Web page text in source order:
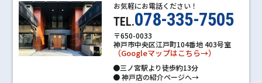
お気軽にお電話ください！
TEL.078-335-7505
〒650-0033
神戸市中央区江戸町104番地 403号室
（Googleマップはこちら→）
●三ノ宮駅より徒歩約13分
●神戸店の紹介ページへ→